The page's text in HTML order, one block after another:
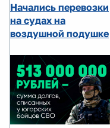
Начались перевозки
на судах на
воздушной подушке